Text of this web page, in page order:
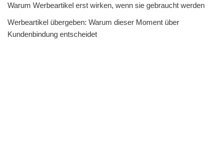
Warum Werbeartikel erst wirken, wenn sie gebraucht werden
Werbeartikel übergeben: Warum dieser Moment über
Kundenbindung entscheidet